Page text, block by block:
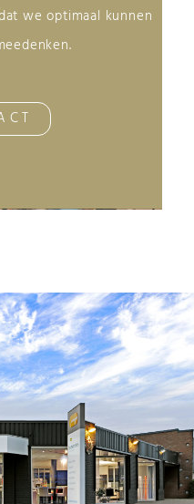
we optimaal kunnen